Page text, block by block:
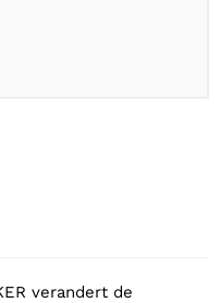
verandert de